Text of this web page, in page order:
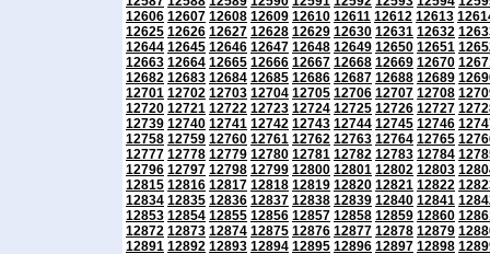
12606 12607 12608 12609 12610 12611 12612 12613
12625 12626 12627 12628 12629 12630 12631 12632
12644 12645 12646 12647 12648 12649 12650 12651
12663 12664 12665 12666 12667 12668 12669 12670
12682 12683 12684 12685 12686 12687 12688 12689
12701 12702 12703 12704 12705 12706 12707 12708
12720 12721 12722 12723 12724 12725 12726 12727
12739 12740 12741 12742 12743 12744 12745 12746
12758 12759 12760 12761 12762 12763 12764 12765
12777 12778 12779 12780 12781 12782 12783 12784
12796 12797 12798 12799 12800 12801 12802 12803
12815 12816 12817 12818 12819 12820 12821 12822
12834 12835 12836 12837 12838 12839 12840 12841
12853 12854 12855 12856 12857 12858 12859 12860
12872 12873 12874 12875 12876 12877 12878 12879
12891 12892 12893 12894 12895 12896 12897 12898